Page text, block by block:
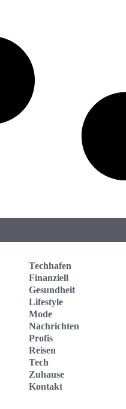
Techhafen
Finanziell
Gesundheit
Lifestyle
Mode
Nachrichten
Profis
Reisen
Tech
Zuhause
Kontakt